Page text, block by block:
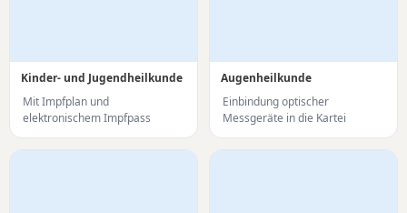
Kinder- und Jugendheilkunde
Mit Impfplan und
elektronischem Impfpass
Augenheilkunde
Einbindung optischer
Messgeräte in die Kartei